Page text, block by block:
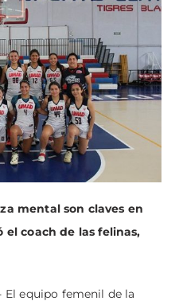
mental son claves en
el coach de las felinas,
El equipo femenil de la